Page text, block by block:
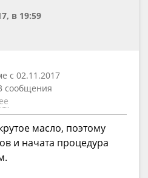
в 19:59
с 02.11.2017
сообщения
масло, поэтому
и начата процедура